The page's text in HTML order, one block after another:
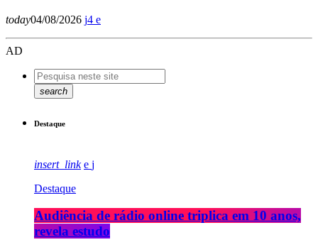
today04/08/2026 4
AD
search
Destaque
insert_link
Destaque
Audiência de rádio online triplica em 10 anos,
revela estudo